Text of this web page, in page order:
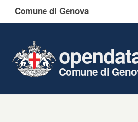
Comune di Genova
Comune di